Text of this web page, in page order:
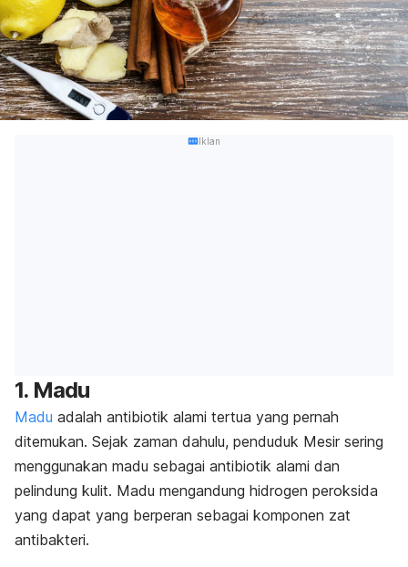
Iklan
1. Madu
Madu adalah antibiotik alami tertua yang pernah
ditemukan. Sejak zaman dahulu, penduduk Mesir sering
menggunakan madu sebagai antibiotik alami dan
pelindung kulit. Madu mengandung hidrogen peroksida
yang dapat yang berperan sebagai komponen zat
antibakteri.